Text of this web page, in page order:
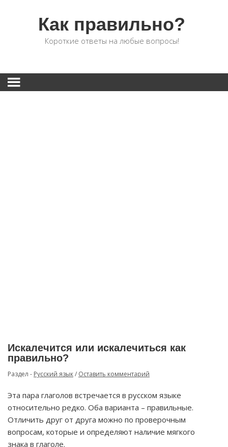
Как правильно?
Короткие ответы на любые вопросы!
Искалечится или искалечиться как
правильно?
Раздел - Русский язык/ Оставить комментарий
Эта пара глаголов встречается в русском языке
относительно редко. Оба варианта – правильные.
Отличить друг от друга можно по проверочным
вопросам, которые и определяют наличие мягкого
знака в глаголе.